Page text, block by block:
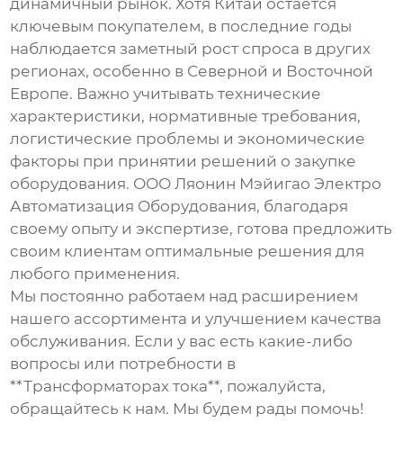
динамичный рынок. Хотя Китай остается
ключевым покупателем, в последние годы
наблюдается заметный рост спроса в других
регионах, особенно в Северной и Восточной
Европе. Важно учитывать технические
характеристики, нормативные требования,
логистические проблемы и экономические
факторы при принятии решений о закупке
оборудования. ООО Ляонин Мэйигао Электро
Автоматизация Оборудования, благодаря
своему опыту и экспертизе, готова предложить
своим клиентам оптимальные решения для
любого применения.
Мы постоянно работаем над расширением
нашего ассортимента и улучшением качества
обслуживания. Если у вас есть какие-либо
вопросы или потребности в
**Трансформаторах тока**, пожалуйста,
обращайтесь к нам. Мы будем рады помочь!